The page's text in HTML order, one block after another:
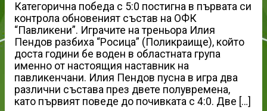
Категорична победа с 5:0 постигна в първата си
контрола обновеният състав на ОФК
“Павликени”. Играчите на треньора Илия
Пендов разбиха “Росица” (Поликраище), който
доста години бе воден в областната група
именно от настоящия наставник на
павликенчани. Илия Пендов пусна в игра два
различни състава през двете полувремена,
като първият поведе до почивката с 4:0. Две […]